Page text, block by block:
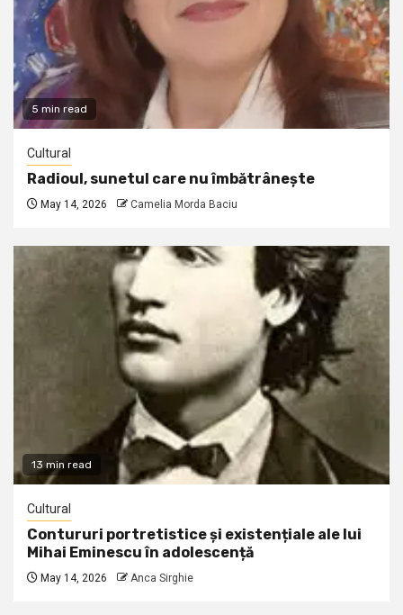
5 min read
Cultural
Radioul, sunetul care nu îmbătrânește
May 14, 2026 Camelia Morda Baciu
13 min read
Cultural
Contururi portretistice și existențiale ale lui
Mihai Eminescu în adolescență
May 14, 2026 Anca Sirghie